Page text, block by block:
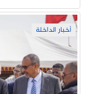
أخبار الداخلة